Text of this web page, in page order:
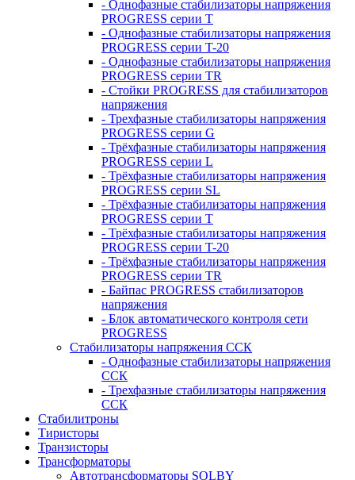
- Однофазные стабилизаторы напряжения
PROGRESS серии T
- Однофазные стабилизаторы напряжения
PROGRESS серии T-20
- Однофазные стабилизаторы напряжения
PROGRESS серии TR
- Стойки PROGRESS для стабилизаторов
напряжения
- Трехфазные стабилизаторы напряжения
PROGRESS серии G
- Трёхфазные стабилизаторы напряжения
PROGRESS серии L
- Трёхфазные стабилизаторы напряжения
PROGRESS серии SL
- Трёхфазные стабилизаторы напряжения
PROGRESS серии T
- Трёхфазные стабилизаторы напряжения
PROGRESS серии T-20
- Трёхфазные стабилизаторы напряжения
PROGRESS серии TR
- Байпас PROGRESS стабилизаторов
напряжения
- Блок автоматического контроля сети
PROGRESS
Стабилизаторы напряжения ССК
- Однофазные стабилизаторы напряжения
ССК
- Трехфазные стабилизаторы напряжения
ССК
Стабилитроны
Тиристоры
Транзисторы
Трансформаторы
Автотрансформаторы SOLBY